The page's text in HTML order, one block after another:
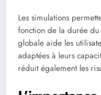
Les simulations
fonction de la durée
globale aide les
adaptées à leurs
réduit également les